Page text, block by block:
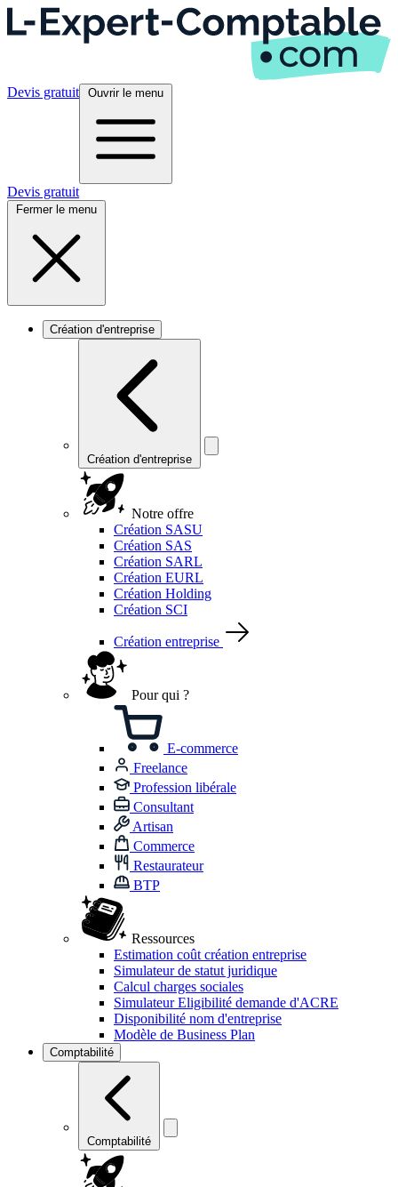
Devis gratuit Ouvrir le menu
Devis gratuit
Fermer le menu
Création d'entreprise
Création d'entreprise
Notre offre
Création SASU
Création SAS
Création SARL
Création EURL
Création Holding
Création SCI
Création entreprise
Pour qui ?
E-commerce
Freelance
Profession libérale
Consultant
Artisan
Commerce
Restaurateur
BTP
Ressources
Estimation coût création entreprise
Simulateur de statut juridique
Calcul charges sociales
Simulateur Eligibilité demande d'ACRE
Disponibilité nom d'entreprise
Modèle de Business Plan
Comptabilité
Comptabilité